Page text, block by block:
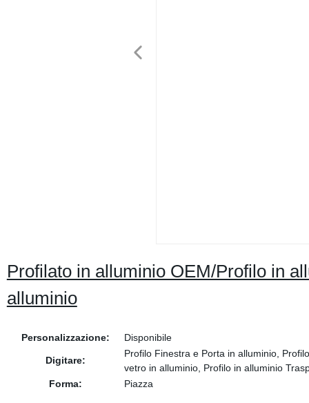
Profilato in alluminio OEM/Profilo in
alluminio
Personalizzazione: Disponibile
Digitare:
Profilo Finestra e Porta in alluminio,
vetro in alluminio, Profilo in alluminio
Forma:
Piazza